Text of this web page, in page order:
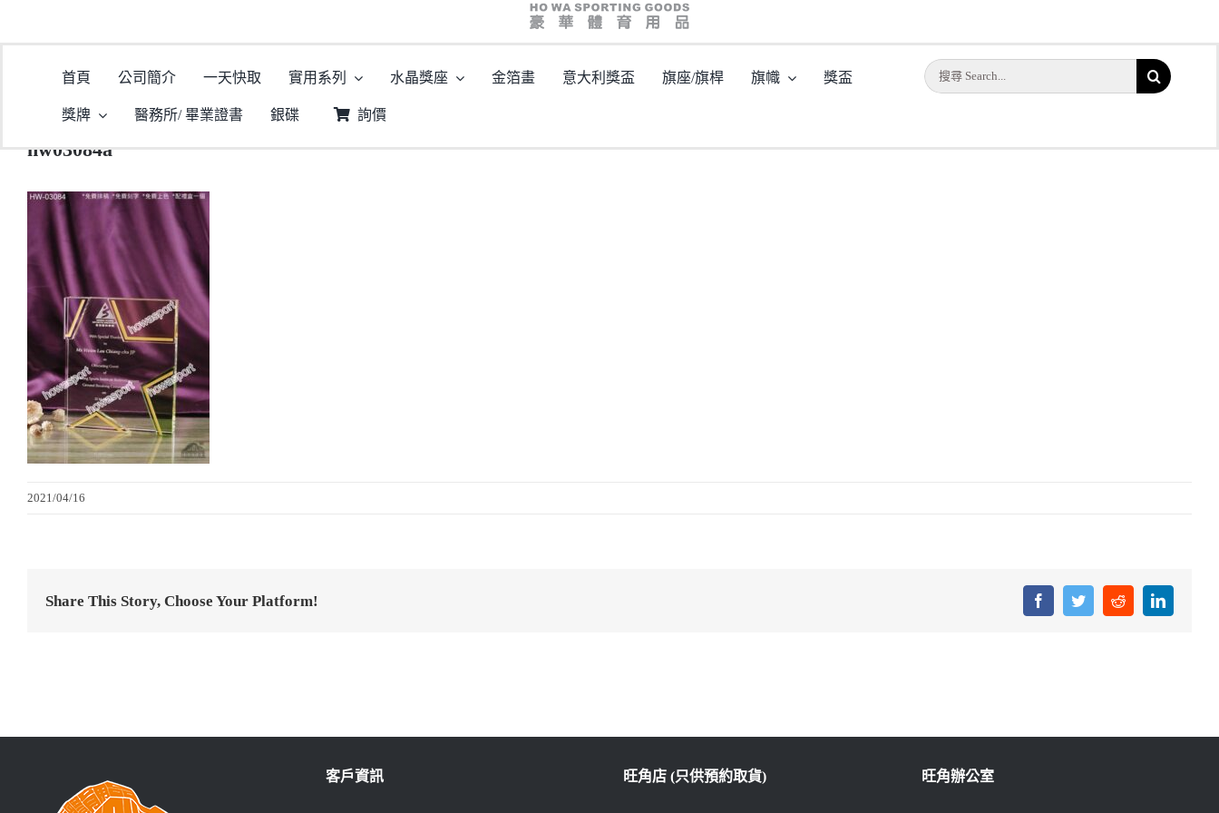
首頁 公司簡介 一天快取 實用系列 水晶獎座 金箔畫 意大利獎盃 旗座/旗桿 旗幟 獎盃
獎牌 醫務所/ 畢業證書 銀碟 詢價
搜
索
主頁 / 型號: HW03084 星形水晶獎座 / hw03084a
hw03084a
2021/04/16
Share This Story, Choose Your Platform! FacebookTwitterRedditLinkedIn
客戶資訊 旺角店 (只供預約取貨) 旺角辦公室